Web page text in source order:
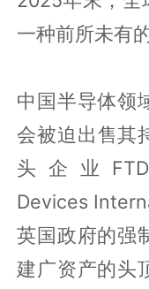
一种前所未有
中国半导体领
会被迫出售其
头企业
Devices
英国政府的强
建广资产的头